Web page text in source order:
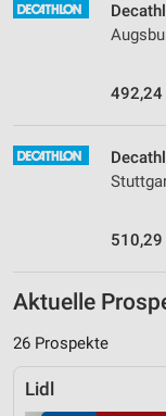
Aktuelle
26 Prospekte
Lidl